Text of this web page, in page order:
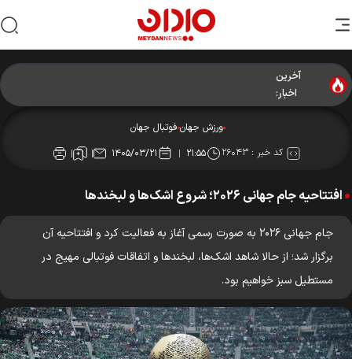
آخرین
اخبار:
ورزش جهان فوتبال جهان
کد خبر :۲۶۰۴۳ ۲۱:۵۵ ۱۴۰۵/۰۳/۲۱
افتتاحیه جام جهانی ۲۰۲۶؛ شروع اشک‌ها و لبخند‌ها
جام جهانی ۲۰۲۶ به صورت رسمی آغاز به فعالیت کرد و افتتاحیه آن
برگزار شد؛ از حالا شاهد اشک‌ها، لبخند‌ها و اتفاقات فوتبالی مهیج در
مستطیل سبز خواهیم بود.